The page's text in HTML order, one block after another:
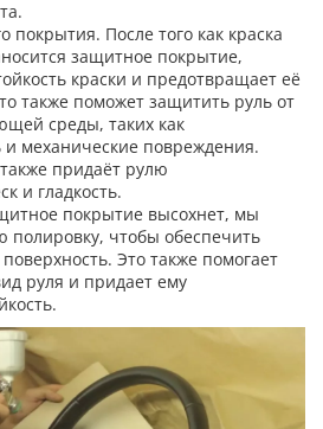
покрытия. После того как краска
защитное покрытие,
краски и предотвращает её
также поможет защитить руль от
среды, таких как
и механические повреждения.
придаёт рулю
и гладкость.
покрытие высохнет, мы
чтобы обеспечить
Это также помогает
руля и придает ему